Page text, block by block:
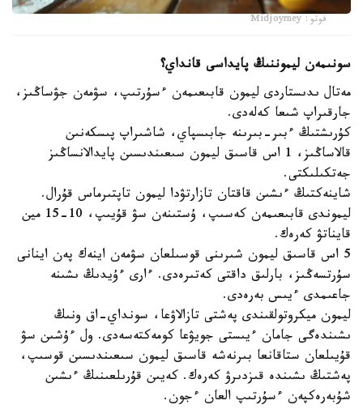
فوتو: Midjoyrney
سونىمەن ليموننىڭ پايداسى قانداي؟
مەتال ىدىستاردى ليمون قابىعىمەن ءسۇرتىپ، سۋمەن جۋساڭىز،
جارقىراپ شىعا كەلەدى.
كۇرىشتىڭ ءبىر-بىرىنە جابىسپاي، شاشىراپ پىسكەنىن
قالاساڭىز، 1 اس قاسىق ليمون سىعىندىسىن پايدالانساڭىز
جەتكىلىكتى.
شاينەكتىڭ ءىشىن قاقتان تازارتۋدا ليمون تاپتىرماس قۇرال.
ليموندى قابىعىمەن كەسىپ، ۇستىنەن سۋ قۇيىپ، 10-15 مين
قايناتۋ كەرەك.
5 اس قاسىق ليمون شىرىنى قوسىلعان سۋمەن اينەك پەن اينانى
سۇرتسەڭىز، بارلىق داقتى كەتىرەدى. ءارى ءۇيدىڭ ىشىنە
جاعىمدى ءيىس بەرەدى.
ليمون ميكروتولقىندى پەشتى تازالاۋعا، سونداي-اق ونىڭ
ىشىندەگى جامان ءيىستى جويۋعا كومەكتەسەدى. ول ءۇشىن سۋ
قۇيىلعان ستاقانعا بىرنەشە قاسىق ليمون سىعىندىسىن قوسىپ،
پەشتىڭ ىشىندە قىزدىرۋ كەرەك. كەيىن قۇرىلعىنىڭ ءىشىن
شۇبەرەكپەن ءسۇرتىپ العان ءجون.